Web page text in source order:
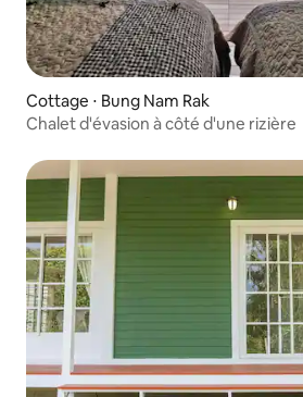
Cottage ⋅ Bung Nam Rak
Chalet d'évasion à côté d'une rizière